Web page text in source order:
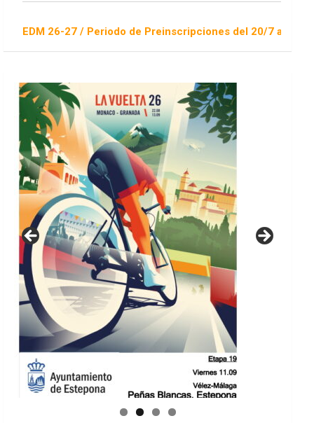
/ Periodo de Preinscripciones del 20/7 al 16/8 / Sorteo 1 de
GUIA DE INSTALACIONES DEPORTIVAS